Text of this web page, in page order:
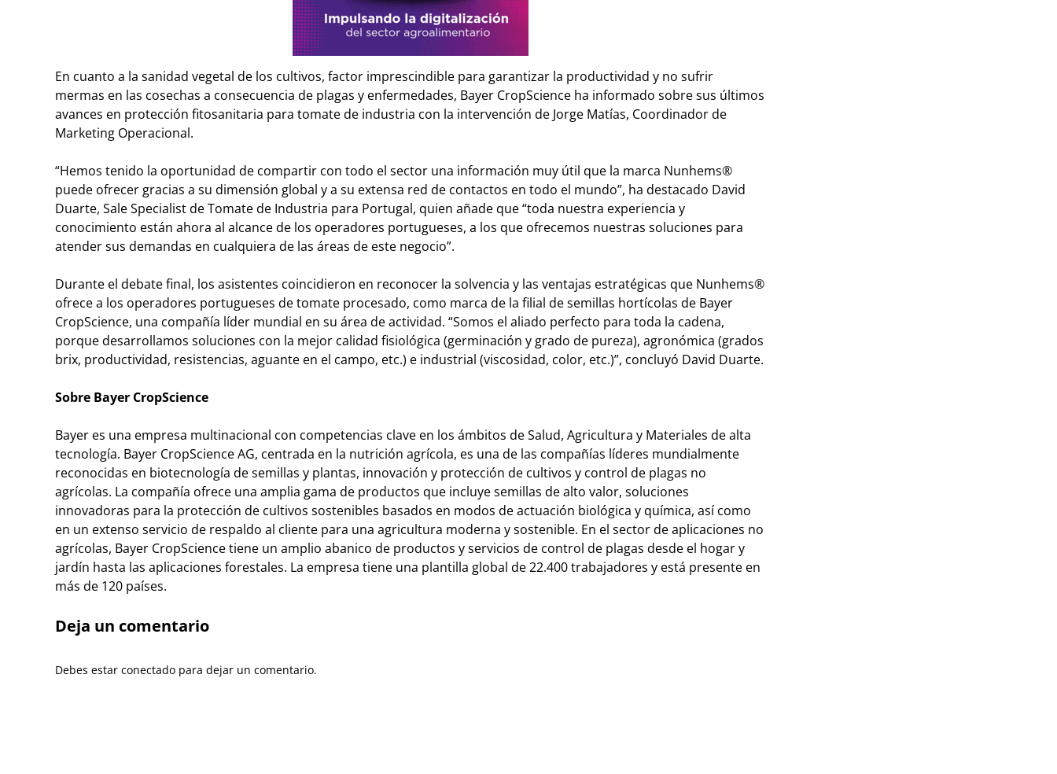
En cuanto a la sanidad vegetal de los cultivos, factor imprescindible para garantizar la productividad y no sufrir
mermas en las cosechas a consecuencia de plagas y enfermedades, Bayer CropScience ha informado sobre sus últimos
avances en protección fitosanitaria para tomate de industria con la intervención de Jorge Matías, Coordinador de
Marketing Operacional.
“Hemos tenido la oportunidad de compartir con todo el sector una información muy útil que la marca Nunhems®
puede ofrecer gracias a su dimensión global y a su extensa red de contactos en todo el mundo”, ha destacado David
Duarte, Sale Specialist de Tomate de Industria para Portugal, quien añade que “toda nuestra experiencia y
conocimiento están ahora al alcance de los operadores portugueses, a los que ofrecemos nuestras soluciones para
atender sus demandas en cualquiera de las áreas de este negocio”.
Durante el debate final, los asistentes coincidieron en reconocer la solvencia y las ventajas estratégicas que Nunhems®
ofrece a los operadores portugueses de tomate procesado, como marca de la filial de semillas hortícolas de Bayer
CropScience, una compañía líder mundial en su área de actividad. “Somos el aliado perfecto para toda la cadena,
porque desarrollamos soluciones con la mejor calidad fisiológica (germinación y grado de pureza), agronómica (grados
brix, productividad, resistencias, aguante en el campo, etc.) e industrial (viscosidad, color, etc.)”, concluyó David Duarte.
Sobre Bayer CropScience
Bayer es una empresa multinacional con competencias clave en los ámbitos de Salud, Agricultura y Materiales de alta
tecnología. Bayer CropScience AG, centrada en la nutrición agrícola, es una de las compañías líderes mundialmente
reconocidas en biotecnología de semillas y plantas, innovación y protección de cultivos y control de plagas no
agrícolas. La compañía ofrece una amplia gama de productos que incluye semillas de alto valor, soluciones
innovadoras para la protección de cultivos sostenibles basados en modos de actuación biológica y química, así como
en un extenso servicio de respaldo al cliente para una agricultura moderna y sostenible. En el sector de aplicaciones no
agrícolas, Bayer CropScience tiene un amplio abanico de productos y servicios de control de plagas desde el hogar y
jardín hasta las aplicaciones forestales. La empresa tiene una plantilla global de 22.400 trabajadores y está presente en
más de 120 países.
Deja un comentario
Debes estar conectado para dejar un comentario.